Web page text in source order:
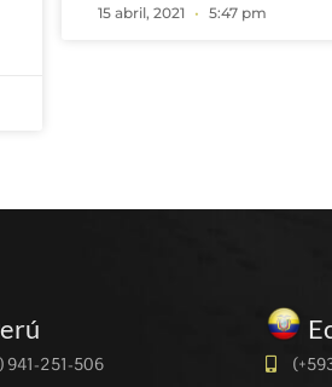
15 abril, 2021 5:47 pm
941-251-506